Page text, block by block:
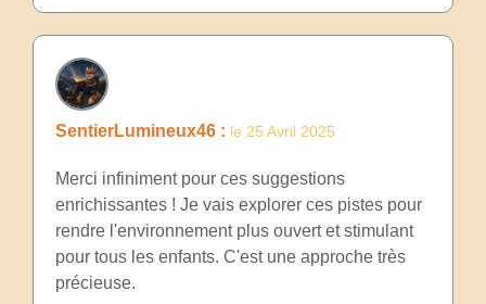
SentierLumineux46 : le 25 Avril 2025
Merci infiniment pour ces suggestions
enrichissantes ! Je vais explorer ces pistes pour
rendre l'environnement plus ouvert et stimulant
pour tous les enfants. C'est une approche très
précieuse.